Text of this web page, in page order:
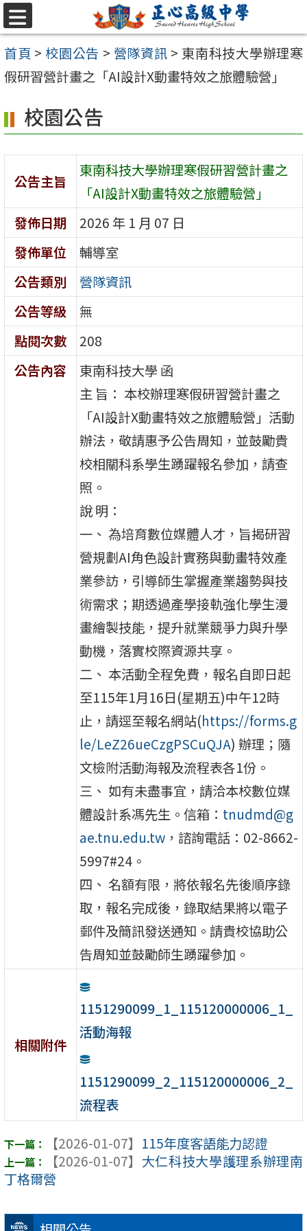
跳至主要內容區
選
單
首頁 > 校園公告 > 營隊資訊 > 東南科技大學辦理寒
假研習營計畫之「AI設計X動畫特效之旅體驗營」
校園公告
公告主旨
東南科技大學辦理寒假研習營計畫之
「AI設計X動畫特效之旅體驗營」
發佈日期
2026 年 1 月 07 日
發佈單位
輔導室
公告類別
營隊資訊
公告等級
無
點閱次數
208
公告內容
東南科技大學 函
主 旨： 本校辦理寒假研習營計畫之
「AI設計X動畫特效之旅體驗營」活動
辦法，敬請惠予公告周知，並鼓勵貴
校相關科系學生踴躍報名參加，請查
照。
說 明：
一、 為培育數位媒體人才，旨揭研習
營規劃AI角色設計實務與動畫特效產
業參訪，引導師生掌握產業趨勢與技
術需求；期透過產學接軌強化學生漫
畫繪製技能，提升就業競爭力與升學
動機，落實校際資源共享。
二、 本活動全程免費，報名自即日起
至115年1月16日(星期五)中午12時
止，請逕至報名網站(https://forms.g
le/LeZ26ueCzgPSCuQJA) 辦理；隨
文檢附活動海報及流程表各1份。
三、 如有未盡事宜，請洽本校數位媒
體設計系馮先生。信箱： tnudmd@g
ae.tnu.edu.tw ，諮詢電話：02-8662-
5997#24。
四、 名額有限，將依報名先後順序錄
取，報名完成後，錄取結果將以電子
郵件及簡訊發送通知。請貴校協助公
告周知並鼓勵師生踴躍參加。
相關附件
1151290099_1_115120000006_1_
活動海報
1151290099_2_115120000006_2_
流程表
【2026-01-07】 115年度客語能力認證
【2026-01-07】 大仁科技大學護理系辦理南
丁格爾營